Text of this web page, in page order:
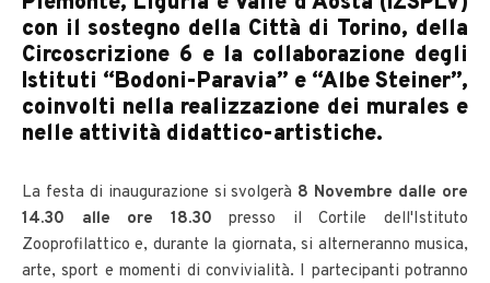
con il sostegno della Città di Torino, della
Circoscrizione 6 e la collaborazione degli
Istituti “Bodoni-Paravia” e “Albe Steiner”,
coinvolti nella realizzazione dei murales e
nelle attività didattico-artistiche.
La festa di inaugurazione si svolgerà 8 Novembre dalle ore
14.30 alle ore 18.30presso il Cortile dell'Istituto
Zooprofilattico e, durante la giornata, si alterneranno musica,
arte, sport e momenti di convivialità. I partecipanti potranno